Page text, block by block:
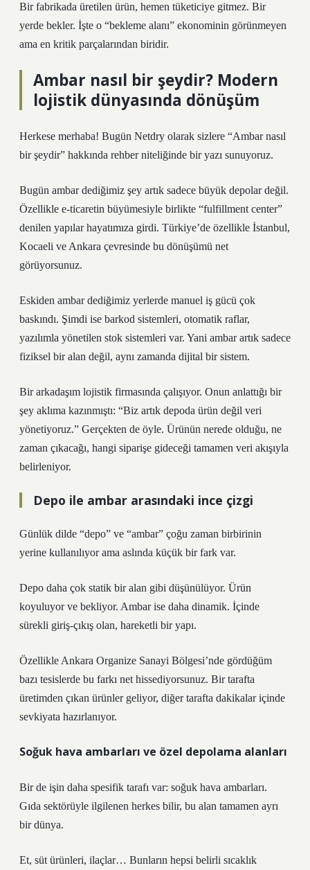
Bir fabrikada üretilen ürün, hemen tüketiciye gitmez. Bir
yerde bekler. İşte o “bekleme alanı” ekonominin görünmeyen
ama en kritik parçalarından biridir.
Ambar nasıl bir şeydir? Modern
lojistik dünyasında dönüşüm
Herkese merhaba! Bugün Netdry olarak sizlere “Ambar nasıl
bir şeydir” hakkında rehber niteliğinde bir yazı sunuyoruz.
Bugün ambar dediğimiz şey artık sadece büyük depolar değil.
Özellikle e-ticaretin büyümesiyle birlikte “fulfillment center”
denilen yapılar hayatımıza girdi. Türkiye’de özellikle İstanbul,
Kocaeli ve Ankara çevresinde bu dönüşümü net
görüyorsunuz.
Eskiden ambar dediğimiz yerlerde manuel iş gücü çok
baskındı. Şimdi ise barkod sistemleri, otomatik raflar,
yazılımla yönetilen stok sistemleri var. Yani ambar artık sadece
fiziksel bir alan değil, aynı zamanda dijital bir sistem.
Bir arkadaşım lojistik firmasında çalışıyor. Onun anlattığı bir
şey aklıma kazınmıştı: “Biz artık depoda ürün değil veri
yönetiyoruz.” Gerçekten de öyle. Ürünün nerede olduğu, ne
zaman çıkacağı, hangi siparişe gideceği tamamen veri akışıyla
belirleniyor.
Depo ile ambar arasındaki ince çizgi
Günlük dilde “depo” ve “ambar” çoğu zaman birbirinin
yerine kullanılıyor ama aslında küçük bir fark var.
Depo daha çok statik bir alan gibi düşünülüyor. Ürün
koyuluyor ve bekliyor. Ambar ise daha dinamik. İçinde
sürekli giriş-çıkış olan, hareketli bir yapı.
Özellikle Ankara Organize Sanayi Bölgesi’nde gördüğüm
bazı tesislerde bu farkı net hissediyorsunuz. Bir tarafta
üretimden çıkan ürünler geliyor, diğer tarafta dakikalar içinde
sevkiyata hazırlanıyor.
Soğuk hava ambarları ve özel depolama alanları
Bir de işin daha spesifik tarafı var: soğuk hava ambarları.
Gıda sektörüyle ilgilenen herkes bilir, bu alan tamamen ayrı
bir dünya.
Et, süt ürünleri, ilaçlar… Bunların hepsi belirli sıcaklık